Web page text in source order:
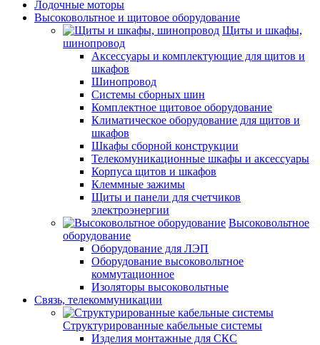
Лодочные моторы
Высоковольтное и щитовое оборудование
Щиты и шкафы,
шинопровод
Аксессуары и комплектующие для щитов и
шкафов
Шинопровод
Системы сборных шин
Комплектное щитовое оборудование
Климатическое оборудование для щитов и
шкафов
Шкафы сборной конструкции
Телекомуникационные шкафы и аксессуары
Корпуса щитов и шкафов
Клеммные зажимы
Щиты и панели для счетчиков
электроэнергии
Высоковольтное
оборудование
Оборудование для ЛЭП
Оборудование высоковольтное
коммутационное
Изоляторы высоковольтные
Связь, телекоммуникации
Структурированные кабельные системы
Изделия монтажные для СКС